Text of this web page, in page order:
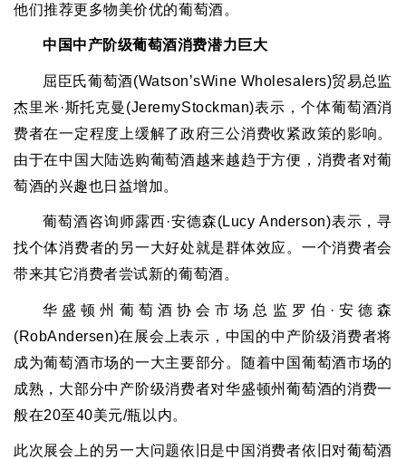
他们推荐更多物美价优的葡萄酒。
中国中产阶级葡萄酒消费潜力巨大
屈臣氏葡萄酒(Watson’sWine Wholesalers)贸易总监
杰里米·斯托克曼 (JeremyStockman)表示，个体葡萄酒消
费者在一定程度上缓解了政府三公消费收紧政策的影响。
由于在中国大陆选购葡萄酒越来越趋于方便，消费者对葡
萄酒的兴趣也日益增加。
葡萄酒咨询师露西·安德森(Lucy Anderson)表示，寻
找个体消费者的另一大好处就是群体效应。一个消费者会
带来其它消费者尝试新的葡萄酒。
华盛顿州葡萄酒协会市场总监罗伯 · 安德森
(RobAndersen)在展会上表示，中国的中产阶级消费者将
成为葡萄酒市场的一大主要部分。随着中国葡萄酒市场的
成熟，大部分中产阶级消费者对华盛顿州葡萄酒的消费一
般在20至40美元/瓶以内。
此次展会上的另一大问题依旧是中国消费者依旧对葡萄酒